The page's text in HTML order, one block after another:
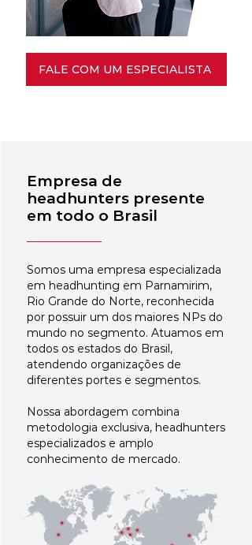
FALE COM UM ESPECIALISTA
Empresa de
headhunters presente
em todo o Brasil
Somos uma empresa especializada
em headhunting em Parnamirim,
Rio Grande do Norte, reconhecida
por possuir um dos maiores NPs do
mundo no segmento. Atuamos em
todos os estados do Brasil,
atendendo organizações de
diferentes portes e segmentos.
Nossa abordagem combina
metodologia exclusiva, headhunters
especializados e amplo
conhecimento de mercado.